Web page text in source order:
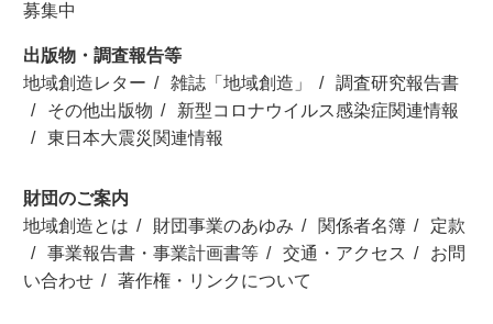
募集中
出版物・調査報告等
地域創造レター
雑誌「地域創造」
調査研究報告書
その他出版物
新型コロナウイルス感染症関連情報
東日本大震災関連情報
財団のご案内
地域創造とは
財団事業のあゆみ 関係者名簿
定款
事業報告書・事業計画書等
交通・アクセス
お問
い合わせ
著作権・リンクについて